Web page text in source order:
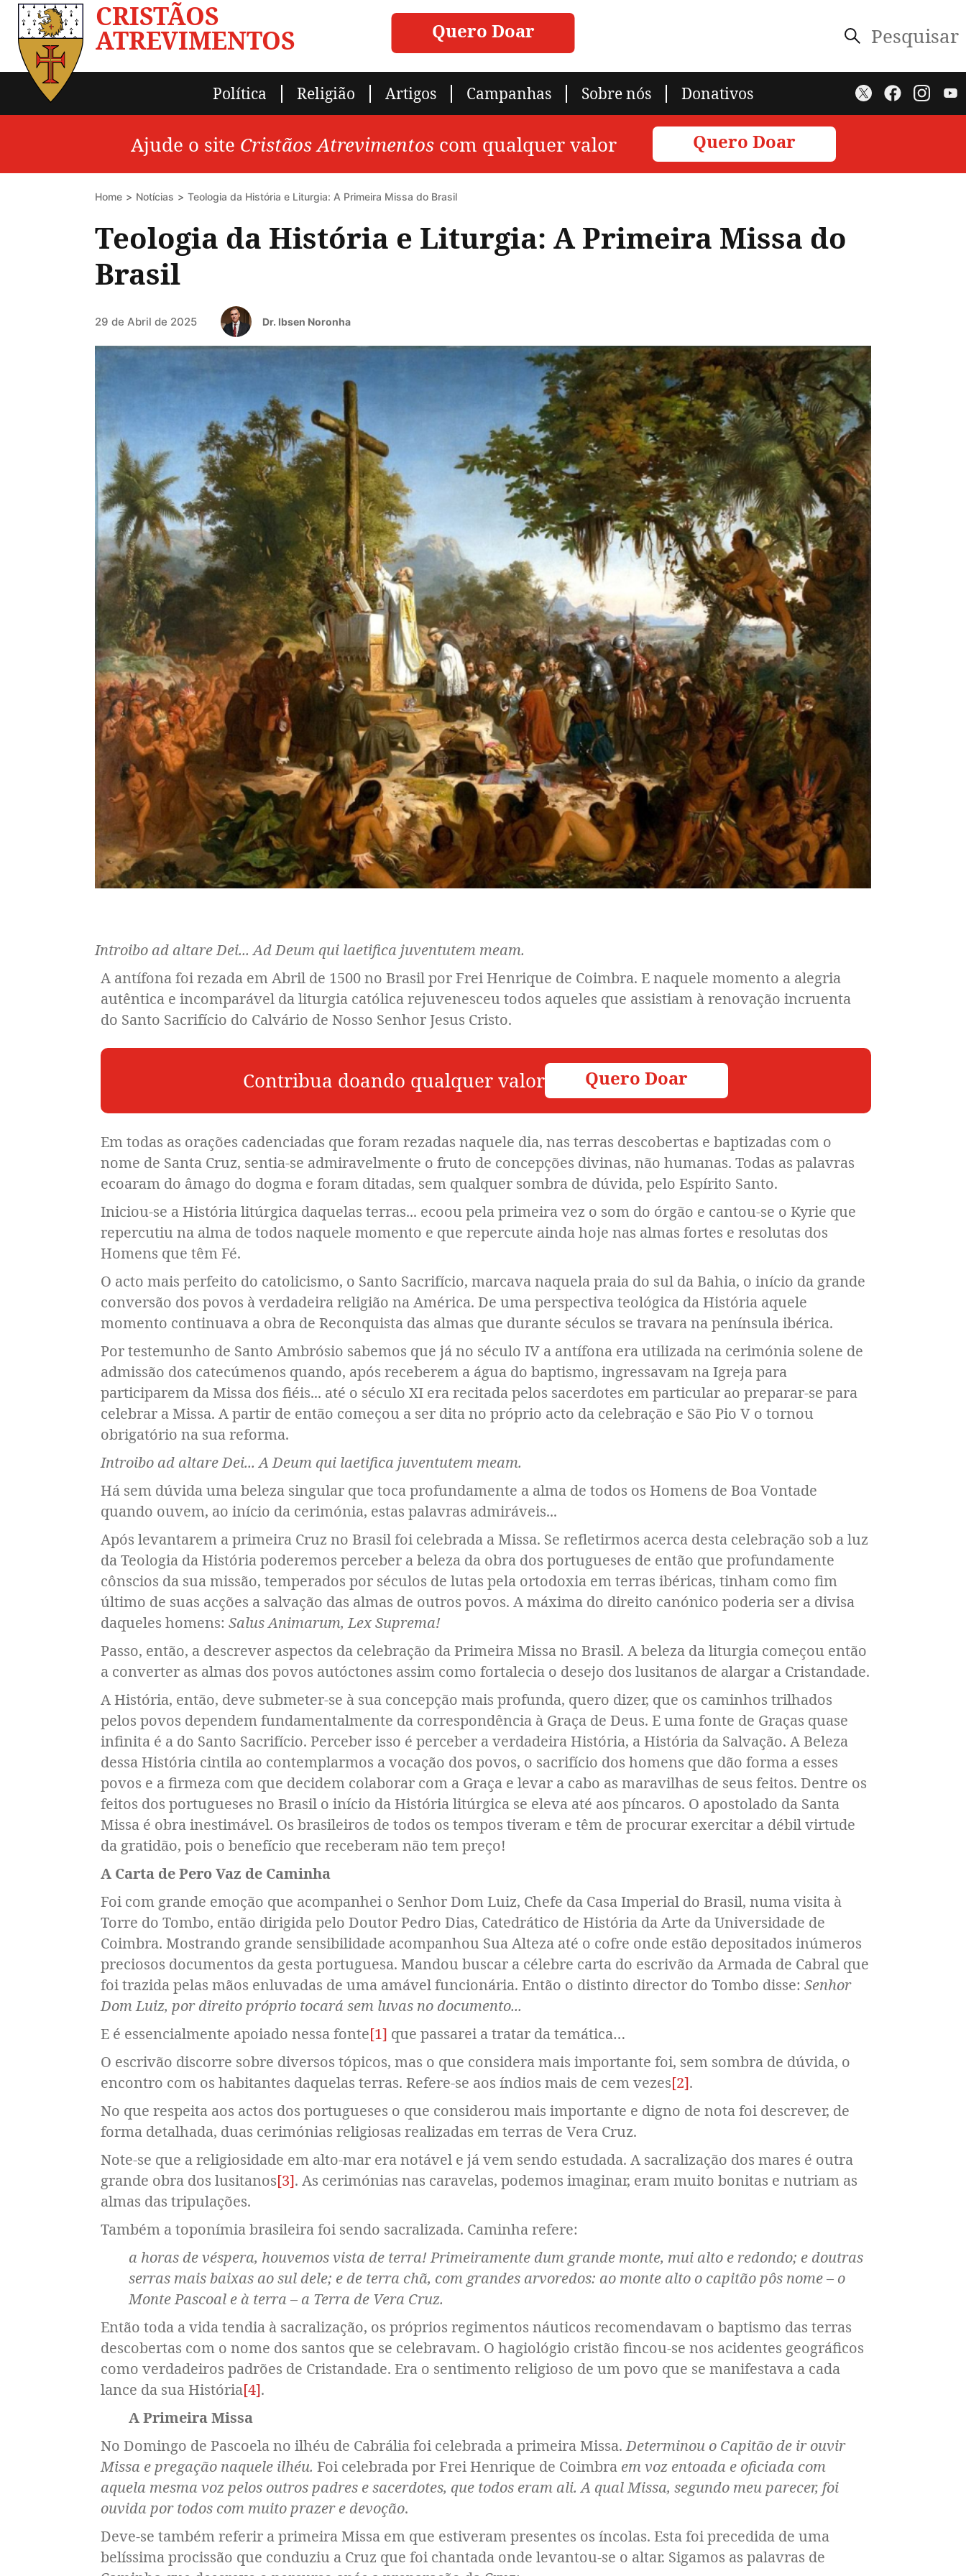
CRISTÃOS
ATREVIMENTOS Quero Doar Pesquisar
Política Religião Artigos Campanhas Sobre nós Donativos
Ajude o site Cristãos Atrevimentoscom qualquer valor Quero Doar
Home Notícias Teologia da História e Liturgia: A Primeira Missa do Brasil
Teologia da História e Liturgia: A Primeira Missa do
Brasil
29 de Abril de 2025 Dr. Ibsen Noronha
Introibo ad altare Dei... Ad Deum qui laetifica juventutem meam.
A antífona foi rezada em Abril de 1500 no Brasil por Frei Henrique de Coimbra. E naquele momento a alegria
autêntica e incomparável da liturgia católica rejuvenesceu todos aqueles que assistiam à renovação incruenta
do Santo Sacrifício do Calvário de Nosso Senhor Jesus Cristo.
Contribua doando qualquer valor Quero Doar
Em todas as orações cadenciadas que foram rezadas naquele dia, nas terras descobertas e baptizadas com o
nome de Santa Cruz, sentia-se admiravelmente o fruto de concepções divinas, não humanas. Todas as palavras
ecoaram do âmago do dogma e foram ditadas, sem qualquer sombra de dúvida, pelo Espírito Santo.
Iniciou-se a História litúrgica daquelas terras... ecoou pela primeira vez o som do órgão e cantou-se o Kyrie que
repercutiu na alma de todos naquele momento e que repercute ainda hoje nas almas fortes e resolutas dos
Homens que têm Fé.
O acto mais perfeito do catolicismo, o Santo Sacrifício, marcava naquela praia do sul da Bahia, o início da grande
conversão dos povos à verdadeira religião na América. De uma perspectiva teológica da História aquele
momento continuava a obra de Reconquista das almas que durante séculos se travara na península ibérica.
Por testemunho de Santo Ambrósio sabemos que já no século IV a antífona era utilizada na cerimónia solene de
admissão dos catecúmenos quando, após receberem a água do baptismo, ingressavam na Igreja para
participarem da Missa dos fiéis... até o século XI era recitada pelos sacerdotes em particular ao preparar-se para
celebrar a Missa. A partir de então começou a ser dita no próprio acto da celebração e São Pio V o tornou
obrigatório na sua reforma.
Introibo ad altare Dei... A Deum qui laetifica juventutem meam.
Há sem dúvida uma beleza singular que toca profundamente a alma de todos os Homens de Boa Vontade
quando ouvem, ao início da cerimónia, estas palavras admiráveis...
Após levantarem a primeira Cruz no Brasil foi celebrada a Missa. Se refletirmos acerca desta celebração sob a luz
da Teologia da História poderemos perceber a beleza da obra dos portugueses de então que profundamente
cônscios da sua missão, temperados por séculos de lutas pela ortodoxia em terras ibéricas, tinham como fim
último de suas acções a salvação das almas de outros povos. A máxima do direito canónico poderia ser a divisa
daqueles homens: Salus Animarum, Lex Suprema!
Passo, então, a descrever aspectos da celebração da Primeira Missa no Brasil. A beleza da liturgia começou então
a converter as almas dos povos autóctones assim como fortalecia o desejo dos lusitanos de alargar a Cristandade.
A História, então, deve submeter-se à sua concepção mais profunda, quero dizer, que os caminhos trilhados
pelos povos dependem fundamentalmente da correspondência à Graça de Deus. E uma fonte de Graças quase
infinita é a do Santo Sacrifício. Perceber isso é perceber a verdadeira História, a História da Salvação. A Beleza
dessa História cintila ao contemplarmos a vocação dos povos, o sacrifício dos homens que dão forma a esses
povos e a firmeza com que decidem colaborar com a Graça e levar a cabo as maravilhas de seus feitos. Dentre os
feitos dos portugueses no Brasil o início da História litúrgica se eleva até aos píncaros. O apostolado da Santa
Missa é obra inestimável. Os brasileiros de todos os tempos tiveram e têm de procurar exercitar a débil virtude
da gratidão, pois o benefício que receberam não tem preço!
A Carta de Pero Vaz de Caminha
Foi com grande emoção que acompanhei o Senhor Dom Luiz, Chefe da Casa Imperial do Brasil, numa visita à
Torre do Tombo, então dirigida pelo Doutor Pedro Dias, Catedrático de História da Arte da Universidade de
Coimbra. Mostrando grande sensibilidade acompanhou Sua Alteza até o cofre onde estão depositados inúmeros
preciosos documentos da gesta portuguesa. Mandou buscar a célebre carta do escrivão da Armada de Cabral que
foi trazida pelas mãos enluvadas de uma amável funcionária. Então o distinto director do Tombo disse: Senhor
Dom Luiz, por direito próprio tocará sem luvas no documento...
E é essencialmente apoiado nessa fonte[1] que passarei a tratar da temática…
O escrivão discorre sobre diversos tópicos, mas o que considera mais importante foi, sem sombra de dúvida, o
encontro com os habitantes daquelas terras. Refere-se aos índios mais de cem vezes[2].
No que respeita aos actos dos portugueses o que considerou mais importante e digno de nota foi descrever, de
forma detalhada, duas cerimónias religiosas realizadas em terras de Vera Cruz.
Note-se que a religiosidade em alto-mar era notável e já vem sendo estudada. A sacralização dos mares é outra
grande obra dos lusitanos[3]. As cerimónias nas caravelas, podemos imaginar, eram muito bonitas e nutriam as
almas das tripulações.
Também a toponímia brasileira foi sendo sacralizada. Caminha refere:
a horas de véspera, houvemos vista de terra! Primeiramente dum grande monte, mui alto e redondo; e doutras
serras mais baixas ao sul dele; e de terra chã, com grandes arvoredos: ao monte alto o capitão pôs nome – o
Monte Pascoal e à terra – a Terra de Vera Cruz.
Então toda a vida tendia à sacralização, os próprios regimentos náuticos recomendavam o baptismo das terras
descobertas com o nome dos santos que se celebravam. O hagiológio cristão fincou-se nos acidentes geográficos
como verdadeiros padrões de Cristandade. Era o sentimento religioso de um povo que se manifestava a cada
lance da sua História[4].
A Primeira Missa
No Domingo de Pascoela no ilhéu de Cabrália foi celebrada a primeira Missa.Determinou o Capitão de ir ouvir
Missa e pregação naquele ilhéu. Foi celebrada por Frei Henrique de Coimbra em voz entoada e oficiada com
aquela mesma voz pelos outros padres e sacerdotes, que todos eram ali. A qual Missa, segundo meu parecer, foi
ouvida por todos com muito prazer e devoção.
Deve-se também referir a primeira Missa em que estiveram presentes os íncolas. Esta foi precedida de uma
belíssima procissão que conduziu a Cruz que foi chantada onde levantou-se o altar. Sigamos as palavras de